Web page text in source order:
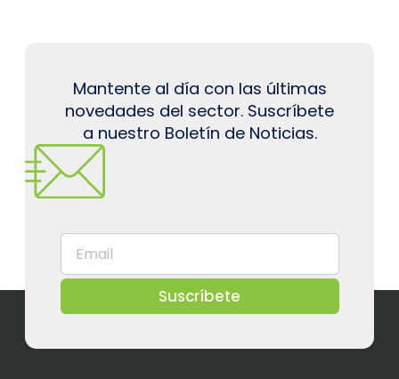
Mantente al día con las últimas
novedades del sector. Suscríbete
a nuestro Boletín de Noticias.
Suscríbete